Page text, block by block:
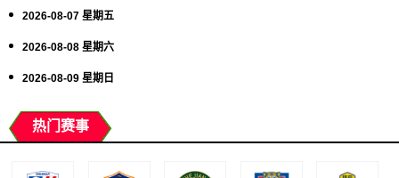
2026-08-07 星期五
2026-08-08 星期六
2026-08-09 星期日
热门赛事